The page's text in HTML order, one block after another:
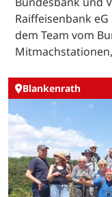
Raiffeisenbank
dem Team vom
Blankenrath